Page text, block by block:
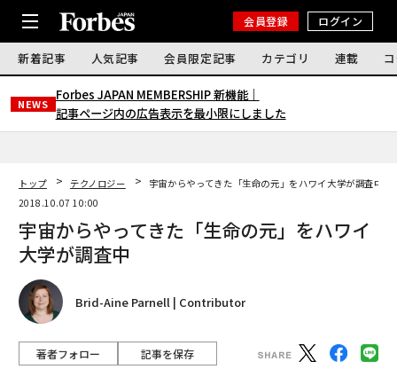
会員登録 ログイン
新着記事 人気記事 会員限定記事 カテゴリ 連載
NEWS
Forbes JAPAN MEMBERSHIP 新機能｜
記事ページ内の広告表示を最小限にしました
トップ テクノロジー
宇宙からやってきた「生命の元」をハワイ大学が調査中
2018.10.07 10:00
宇宙からやってきた「生命の元」をハワイ
大学が調査中
Brid-Aine Parnell | Contributor
著者フォロー 記事を保存